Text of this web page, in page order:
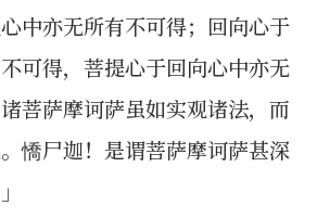
中亦无所有不可得；回向心于
可得，菩提心于回向心中亦无
菩萨摩诃萨虽如实观诸法，而
憍尸迦！是谓菩萨摩诃萨甚深